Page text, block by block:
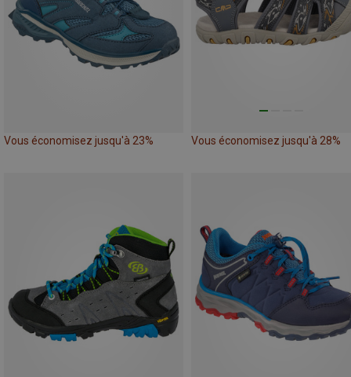
Vous économisez jusqu'à 23% Vous économisez jusqu'à 28%